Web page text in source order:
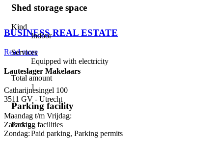
Shed storage space
Kind
Indoor
Services
Equipped with electricity
Total amount
1
Parking facility
Parking facilities
Paid parking, Parking permits
BUSINESS REAL ESTATE
Read more
Lauteslager Makelaars
Catharijnesingel 100
3511 GV - Utrecht
Maandag t/m Vrijdag:
Zaterdag:
Zondag: